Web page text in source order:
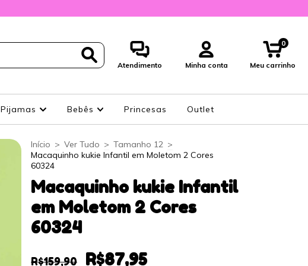
Atendimento Minha conta Meu carrinho
0
Pijamas Bebês Princesas Outlet
Início > Ver Tudo > Tamanho 12 >
Macaquinho kukie Infantil em Moletom 2 Cores
60324
Macaquinho kukie Infantil
em Moletom 2 Cores
60324
R$159,90 R$87,95